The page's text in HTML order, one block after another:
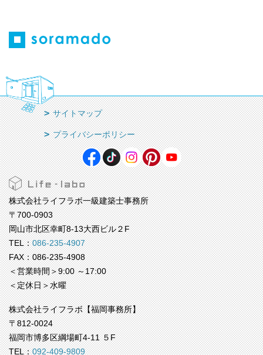
サイトマップ
プライバシーポリシー
株式会社ライフラボ一級建築士事務所
〒700-0903
岡山市北区幸町8-13大西ビル２F
TEL：086-235-4907
FAX：086-235-4908
＜営業時間＞9:00 ～17:00
＜定休日＞水曜
株式会社ライフラボ【福岡事務所】
〒812-0024
福岡市博多区綱場町4-11 ５F
TEL：092-409-9809